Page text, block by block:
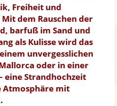
Freiheit und
dem Rauschen der
barfuß im Sand und
als Kulisse wird das
unvergesslichen
oder in einer
eine Strandhochzeit
Atmosphäre mit